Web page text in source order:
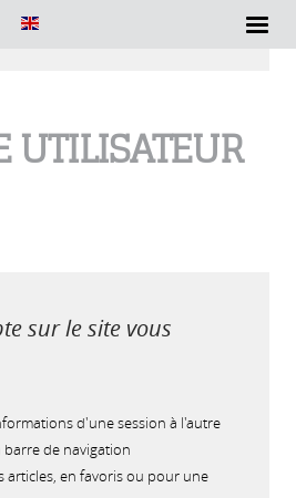
UTILISATEUR
sur le site vous
d'une session à l'autre
de navigation
articles, en favoris ou pour une